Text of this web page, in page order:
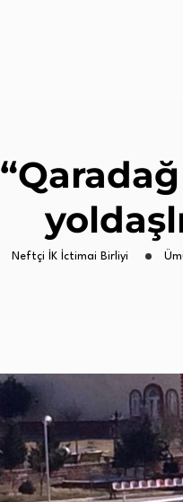
Neftçi İK İctimai Birliyi